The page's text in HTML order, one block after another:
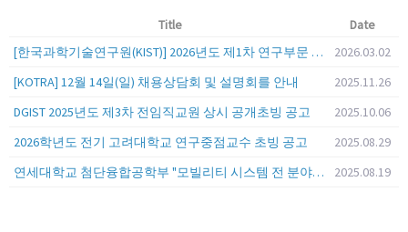
Title
Date
[한국과학기술연구원(KIST)] 2026년도 제1차 연구부문 공개채용 안내
2026.03.02
[KOTRA] 12월 14일(일) 채용상담회 및 설명회를 안내
2025.11.26
DGIST 2025년도 제3차 전임직교원 상시 공개초빙 공고
2025.10.06
2026학년도 전기 고려대학교 연구중점교수 초빙 공고
2025.08.29
연세대학교 첨단융합공학부 "모빌리티 시스템 전 분야" 전임교원 특별채용 (2026년 9월 1일자 임용 예정)
2025.08.19